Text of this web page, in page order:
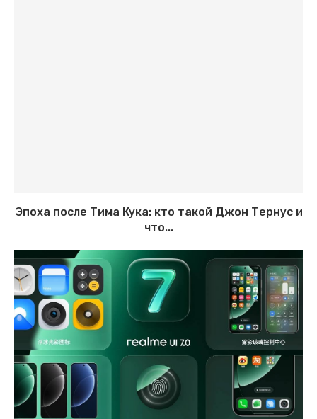
Эпоха после Тима Кука: кто такой Джон Тернус и
что...